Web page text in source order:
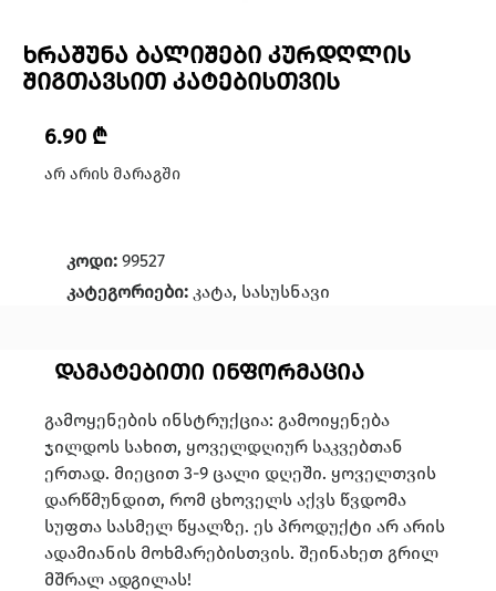
ხრაშუნა ბალიშები კურდღლის
შიგთავსით კატებისთვის
6.90 ₾
არ არის მარაგში
კოდი: 99527
კატეგორიები: კატა, სასუსნავი
დამატებითი ინფორმაცია
გამოყენების ინსტრუქცია: გამოიყენება
ჯილდოს სახით, ყოველდღიურ საკვებთან
ერთად. მიეცით 3-9 ცალი დღეში. ყოველთვის
დარწმუნდით, რომ ცხოველს აქვს წვდომა
სუფთა სასმელ წყალზე. ეს პროდუქტი არ არის
ადამიანის მოხმარებისთვის. შეინახეთ გრილ
მშრალ ადგილას!